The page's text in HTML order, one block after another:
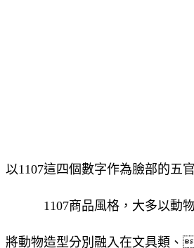
以1107這四個數字作為臉部的五
1107商品風格，大多以動
將動物造型分別融入在文具類 、